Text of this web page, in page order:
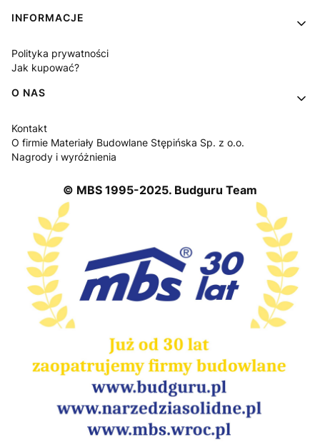
INFORMACJE
Polityka prywatności
Jak kupować?
O NAS
Kontakt
O firmie Materiały Budowlane Stępińska Sp. z o.o.
Nagrody i wyróżnienia
© MBS 1995-2025. Budguru Team